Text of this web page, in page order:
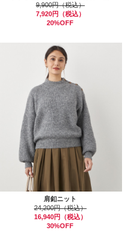
9,900円（税込）
7,920円（税込）
20%OFF
肩釦ニット
24,200円（税込）
16,940円（税込）
30%OFF